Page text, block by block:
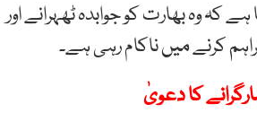
کہ وہ بھارت کو جوابدہ ٹھہرانے اور
کرنے میں ناکام رہی ہے۔
کا دعویٰ